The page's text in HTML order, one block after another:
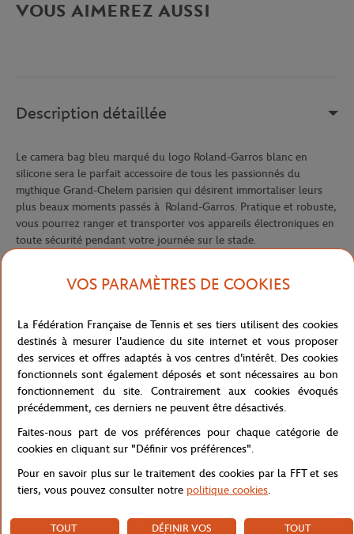
VOUS AIMEREZ AUSSI
Description détaillée
Le camera bag bleu marqué du logo Roland-Garros blanc en
silicone sera le parfait accessoire de tous les passionnés du
mythique Grand-Chelem parisien qui désirent immortaliser leurs
plus beaux moments passés à Roland-Garros. Pratique et robuste,
vous pourrez ranger et transporter vos appareils électroniques en
toute sécurité pendant votre journée sur le stade.
Caractéristiques
Livraison et retours
VOS PARAMÈTRES DE COOKIES
La Fédération Française de Tennis et ses tiers utilisent des cookies
destinés à mesurer l'audience du site internet et vous proposer
des services et offres adaptés à vos centres d'intérêt. Des cookies
fonctionnels sont également déposés et sont nécessaires au bon
fonctionnement du site. Contrairement aux cookies évoqués
précédemment, ces derniers ne peuvent être désactivés.
Faites-nous part de vos préférences pour chaque catégorie de
cookies en cliquant sur "Définir vos préférences".
Pour en savoir plus sur le traitement des cookies par la FFT et ses
tiers, vous pouvez consulter notre politique cookies.
TOUT
DÉFINIR VOS
TOUT